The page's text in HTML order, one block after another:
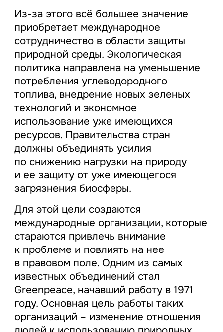
Из-за этого всё большее значение
приобретает международное
сотрудничество в области защиты
природной среды. Экологическая
политика направлена на уменьшение
потребления углеводородного
топлива, внедрение новых зеленых
технологий и экономное
использование уже имеющихся
ресурсов. Правительства стран
должны объединять усилия
по снижению нагрузки на природу
и ее защиту от уже имеющегося
загрязнения биосферы.
Для этой цели создаются
международные организации, которые
стараются привлечь внимание
к проблеме и повлиять на нее
в правовом поле. Одним из самых
известных объединений стал
Greenpeace, начавший работу в 1971
году. Основная цель работы таких
организаций – изменение отношения